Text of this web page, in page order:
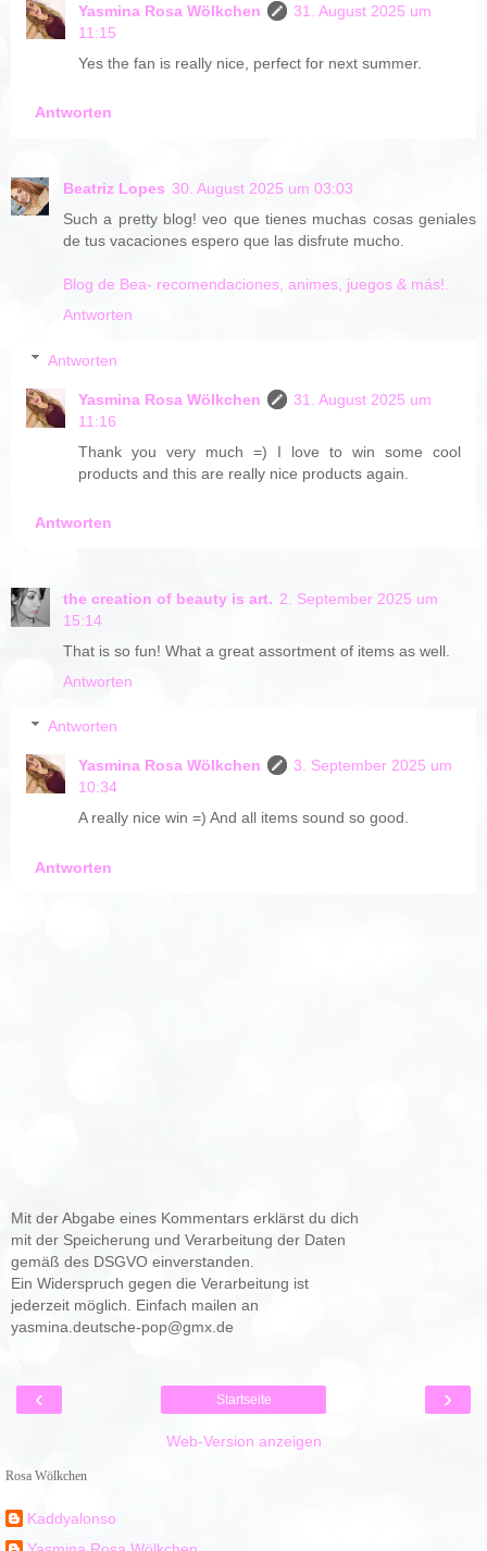
Yasmina Rosa Wölkchen
31. August 2025 um
11:15
Yes the fan is really nice, perfect for next summer.
Antworten
Beatriz Lopes 30. August 2025 um 03:03
Such a pretty blog! veo que tienes muchas cosas geniales
de tus vacaciones espero que las disfrute mucho.
Blog de Bea- recomendaciones, animes, juegos & más!.
Antworten
Antworten
Yasmina Rosa Wölkchen
31. August 2025 um
11:16
Thank you very much =) I love to win some cool
products and this are really nice products again.
Antworten
the creation of beauty is art. 2. September 2025 um
15:14
That is so fun! What a great assortment of items as well.
Antworten
Antworten
Yasmina Rosa Wölkchen
3. September 2025 um
10:34
A really nice win =) And all items sound so good.
Antworten
Mit der Abgabe eines Kommentars erklärst du dich
mit der Speicherung und Verarbeitung der Daten
gemäß des DSGVO einverstanden.
Ein Widerspruch gegen die Verarbeitung ist
jederzeit möglich. Einfach mailen an
yasmina.deutsche-pop@gmx.de
‹ ›
Startseite
Web-Version anzeigen
Rosa Wölkchen
Kaddyalonso